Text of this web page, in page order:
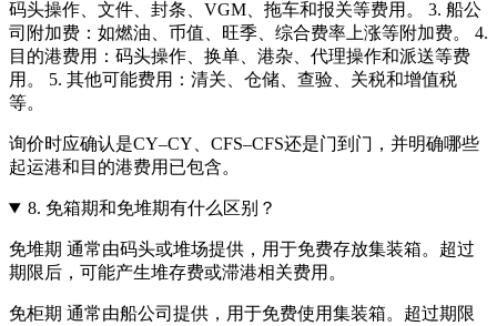
码头操作、文件、封条、VGM、拖车和报关等费用。 3. 船公
司附加费：如燃油、币值、旺季、综合费率上涨等附加费。 4.
目的港费用：码头操作、换单、港杂、代理操作和派送等费
用。 5. 其他可能费用：清关、仓储、查验、关税和增值税
等。
询价时应确认是CY–CY、CFS–CFS还是门到门，并明确哪些
起运港和目的港费用已包含。
8. 免箱期和免堆期有什么区别？
免堆期 通常由码头或堆场提供，用于免费存放集装箱。超过
期限后，可能产生堆存费或滞港相关费用。
免柜期 通常由船公司提供，用于免费使用集装箱。超过期限